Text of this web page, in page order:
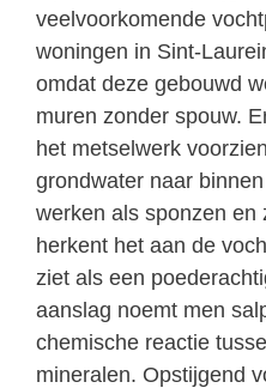
veelvoorkomende
woningen in Sint-
omdat deze gebouwd
muren zonder spouw.
het metselwerk
grondwater naar
werken als sponzen en
herkent het aan de
ziet als een
aanslag noemt men
chemische reactie
mineralen. Opstijgend